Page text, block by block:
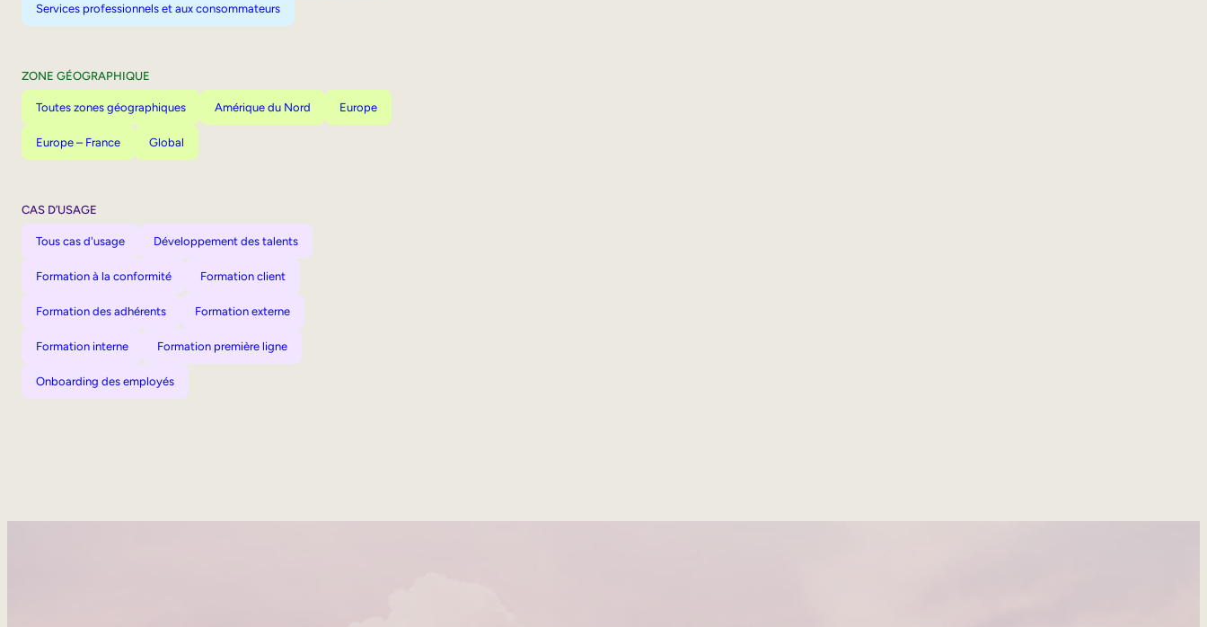
Services professionnels et aux consommateurs
ZONE GÉOGRAPHIQUE
Toutes zones géographiques Amérique du Nord Europe
Europe – France Global
CAS D’USAGE
Tous cas d'usage Développement des talents
Formation à la conformité Formation client
Formation des adhérents Formation externe
Formation interne Formation première ligne
Onboarding des employés